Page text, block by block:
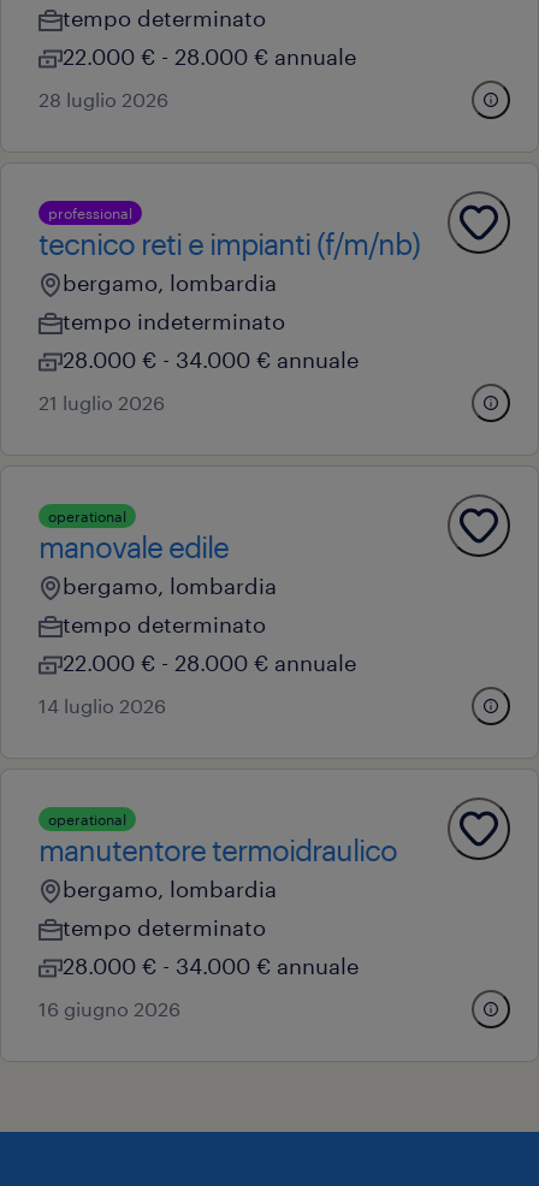
tempo determinato
22.000 € - 28.000 € annuale
28 luglio 2026
professional
tecnico reti e impianti (f/m/nb)
bergamo, lombardia
tempo indeterminato
28.000 € - 34.000 € annuale
21 luglio 2026
operational
manovale edile
bergamo, lombardia
tempo determinato
22.000 € - 28.000 € annuale
14 luglio 2026
operational
manutentore termoidraulico
bergamo, lombardia
tempo determinato
28.000 € - 34.000 € annuale
16 giugno 2026